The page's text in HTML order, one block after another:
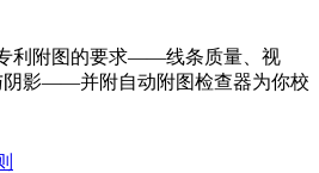
利附图的要求——线条质量、视
阴影——并附自动附图检查器为你校